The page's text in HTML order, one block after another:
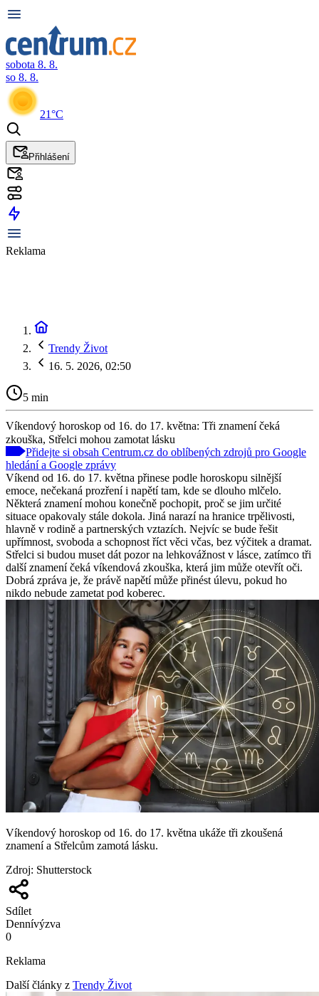
sobota 8. 8.
so 8. 8.
21°C
Přihlášení
Reklama
Trendy Život
16. 5. 2026, 02:50
5 min
Víkendový horoskop od 16. do 17. května: Tři znamení čeká
zkouška, Střelci mohou zamotat lásku
Přidejte si obsah Centrum.cz do oblíbených zdrojů pro Google
hledání a Google zprávy
Víkend od 16. do 17. května přinese podle horoskopu silnější
emoce, nečekaná prozření i napětí tam, kde se dlouho mlčelo.
Některá znamení mohou konečně pochopit, proč se jim určité
situace opakovaly stále dokola. Jiná narazí na hranice trpělivosti,
hlavně v rodině a partnerských vztazích. Nejvíc se bude řešit
upřímnost, svoboda a schopnost říct věci včas, bez výčitek a dramat.
Střelci si budou muset dát pozor na lehkovážnost v lásce, zatímco tři
další znamení čeká víkendová zkouška, která jim může otevřít oči.
Dobrá zpráva je, že právě napětí může přinést úlevu, pokud ho
nikdo nebude zametat pod koberec.
Víkendový horoskop od 16. do 17. května ukáže tři zkoušená
znamení a Střelcům zamotá lásku.
Zdroj: Shutterstock
Sdílet
Dennívýzva
0
Reklama
Další články z Trendy Život